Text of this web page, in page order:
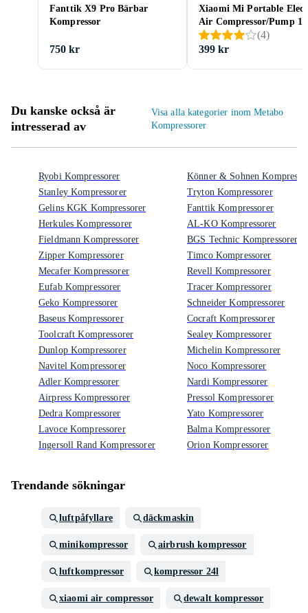
Fanttik X9 Pro Bärbar
Kompressor
750 kr
Xiaomi Mi Portable
Air Compressor/Pump 1S
(4)
399 kr
Du kanske också är
intresserad av
Visa alla kategorier inom Metabo
Kompressorer
Ryobi Kompressorer
Stanley Kompressorer
Gelins KGK Kompressorer
Herkules Kompressorer
Fieldmann Kompressorer
Zipper Kompressorer
Mecafer Kompressorer
Eufab Kompressorer
Geko Kompressorer
Baseus Kompressorer
Toolcraft Kompressorer
Dunlop Kompressorer
Navitel Kompressorer
Adler Kompressorer
Airpress Kompressorer
Dedra Kompressorer
Lavoce Kompressorer
Ingersoll Rand Kompressorer
Könner & Sohnen
Tryton Kompressorer
Fanttik Kompressorer
AL-KO Kompressorer
BGS Technic Kompressorer
Timco Kompressorer
Revell Kompressorer
Tracer Kompressorer
Schneider Kompressorer
Cocraft Kompressorer
Sealey Kompressorer
Michelin Kompressorer
Noco Kompressorer
Nardi Kompressorer
Pressol Kompressorer
Yato Kompressorer
Balma Kompressorer
Orion Kompressorer
Trendande sökningar
luftpåfyllare däckmaskin
minikompressor airbrush kompressor
luftkompressor kompressor 24l
xiaomi air compressor dewalt kompressor